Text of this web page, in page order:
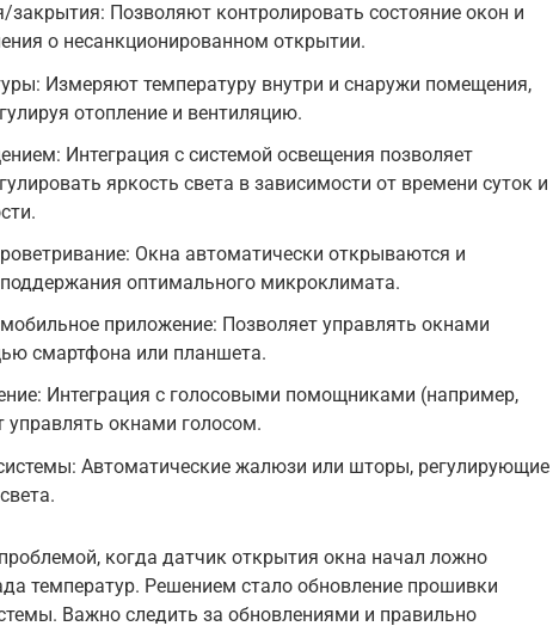
Позволяют контролировать состояние окон и
о несанкционированном открытии.
Измеряют температуру внутри и снаружи помещения,
отопление и вентиляцию.
Интеграция с системой освещения позволяет
яркость света в зависимости от времени суток и
Окна автоматически открываются и
оптимального микроклимата.
приложение: Позволяет управлять окнами
смартфона или планшета.
Интеграция с голосовыми помощниками (например,
управлять окнами голосом.
Автоматические жалюзи или шторы, регулирующие
когда датчик открытия окна начал ложно
температур. Решением стало обновление прошивки
Важно следить за обновлениями и правильно